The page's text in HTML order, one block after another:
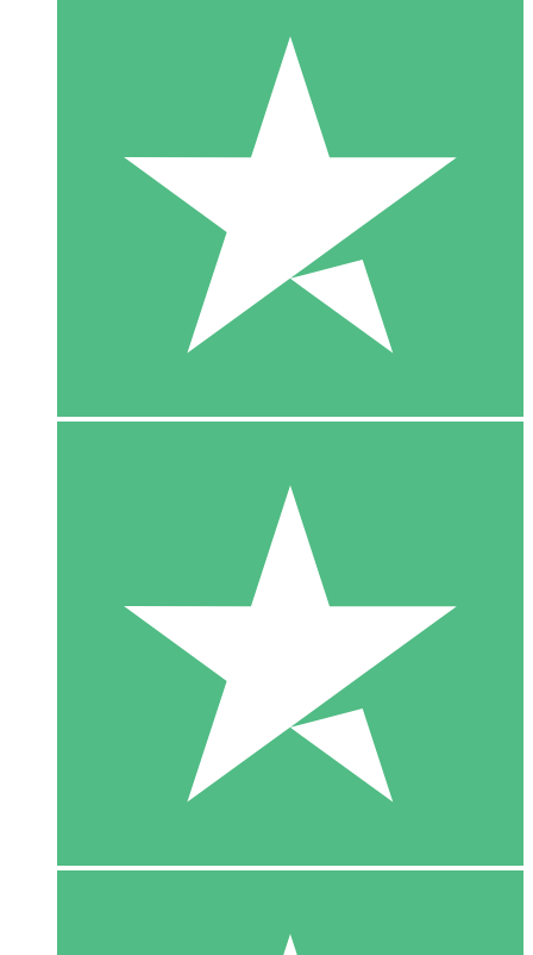
10 Downloads
20 00